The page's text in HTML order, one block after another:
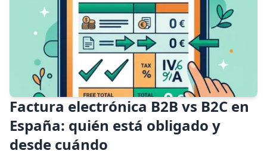
Factura electrónica B2B vs B2C en
España: quién está obligado y
desde cuándo